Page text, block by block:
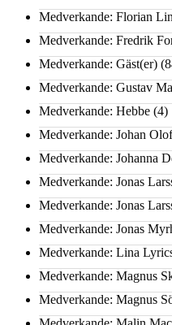
Medverkande: Florian
Medverkande: Fredrik
Medverkande: Gäst(er)
Medverkande: Gustav
Medverkande: Hebbe (4)
Medverkande: Johan
Medverkande: Johanna
Medverkande: Jonas
Medverkande: Jonas
Medverkande: Jonas
Medverkande: Lina
Medverkande: Magnus
Medverkande: Magnus